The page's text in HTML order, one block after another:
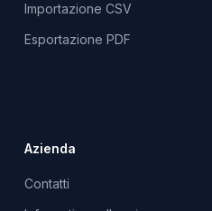
Importazione CSV
Esportazione PDF
Azienda
Contatti